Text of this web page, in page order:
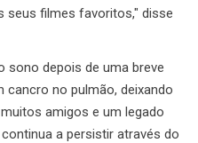
seus filmes favoritos," disse
sono depois de uma breve
cancro no pulmão, deixando
amigos e um legado
a persistir através do